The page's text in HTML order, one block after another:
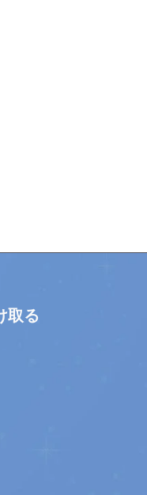
取る